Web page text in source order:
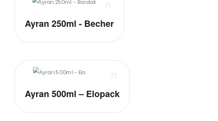
Ayran 250ml - Becher
Ayran 500ml – Elopack